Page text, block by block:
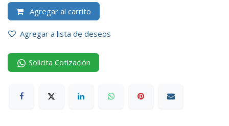
Agregar al carrito
Agregar a lista de deseos
Solicita Cotización